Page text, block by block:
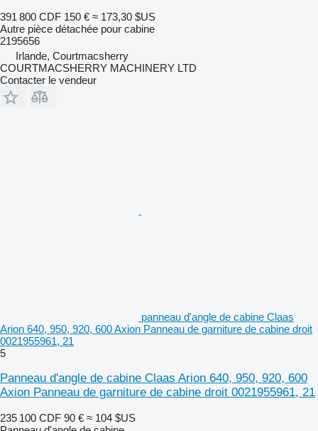
391 800 CDF 150 € ≈ 173,30 $US
Autre pièce détachée pour cabine
2195656
Irlande, Courtmacsherry
COURTMACSHERRY MACHINERY LTD
Contacter le vendeur
panneau d'angle de cabine Claas
Arion 640, 950, 920, 600 Axion Panneau de garniture de cabine droit
0021955961, 21
5
Panneau d'angle de cabine Claas Arion 640, 950, 920, 600
Axion Panneau de garniture de cabine droit 0021955961, 21
235 100 CDF 90 € ≈ 104 $US